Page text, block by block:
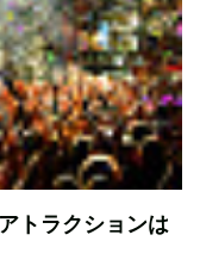
トラクションは